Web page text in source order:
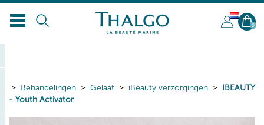
NL
0
Behandelingen Gelaat iBeauty verzorgingen
IBEAUTY
- Youth Activator